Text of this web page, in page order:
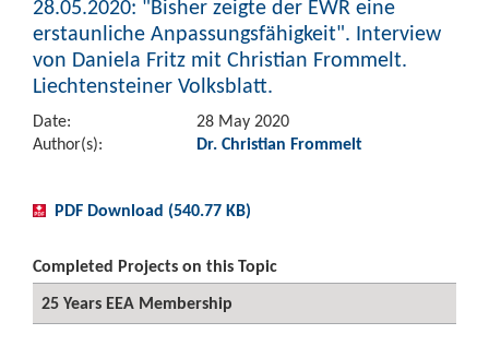
28.05.2020: "Bisher zeigte der EWR eine
erstaunliche Anpassungsfähigkeit". Interview
von Daniela Fritz mit Christian Frommelt.
Liechtensteiner Volksblatt.
Date:
28 May 2020
Author(s):
Dr. Christian Frommelt
PDF Download (540.77 KB)
Completed Projects on this Topic
25 Years EEA Membership